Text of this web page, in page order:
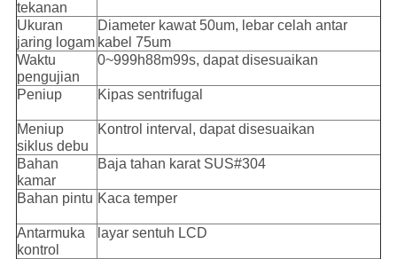
tekanan
Ukuran
jaring logam
Diameter kawat 50um, lebar celah antar
kabel 75um
Waktu
pengujian
0~999h88m99s, dapat disesuaikan
Peniup Kipas sentrifugal
Meniup
siklus debu
Kontrol interval, dapat disesuaikan
Bahan
kamar
Baja tahan karat SUS#304
Bahan pintu Kaca temper
Antarmuka
kontrol
layar sentuh LCD